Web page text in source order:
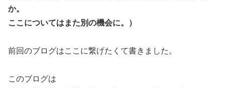
か。
ここについてはまた別の機会に。）
前回のブログはここに繋げたくて書きました。
このブログは